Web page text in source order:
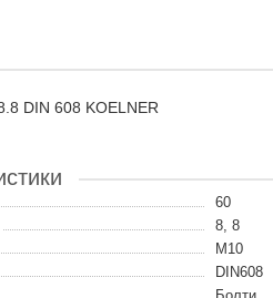
DIN 608 KOELNER
60
8, 8
M10
DIN608